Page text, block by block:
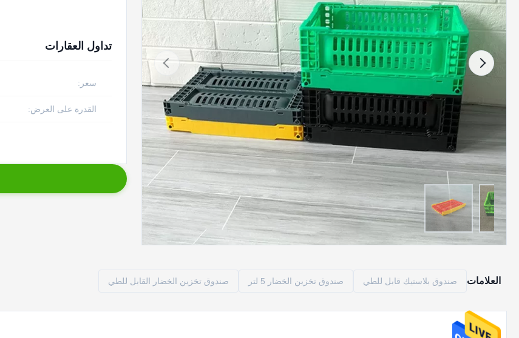
تداول العقارات
سعر:
القدرة على العرض:
العلامات صندوق بلاستيك قابل للطي صندوق تخزين الخضار 5 لتر صندوق تخزين الخضار القابل للطي